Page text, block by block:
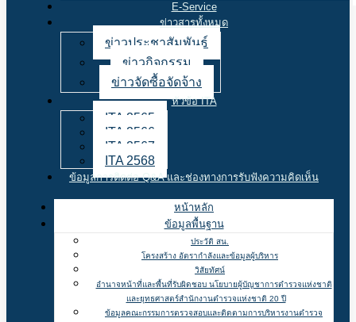
E-Service
ข่าวสารทั้งหมด
ข่าวประชาสัมพันธ์
ข่าวกิจกรรม
ข่าวจัดซื้อจัดจ้าง
หัวข้อ ITA
ITA 2565
ITA 2566
ITA 2567
ITA 2568
ข้อมูลการติดต่อ Q&A และช่องทางการรับฟังความคิดเห็น
หน้าหลัก
ข้อมูลพื้นฐาน
ประวัติ สน.
โครงสร้าง อัตรากำลังและข้อมูลผู้บริหาร
วิสัยทัศน์
อำนาจหน้าที่และพื้นที่รับผิดชอบ นโยบายผู้บัญชาการตำรวจแห่งชาติ
และยุทธศาสตร์สำนักงานตำรวจแห่งชาติ 20 ปี
ข้อมูลคณะกรรมการตรวจสอบและติดตามการบริหารงานตำรวจ